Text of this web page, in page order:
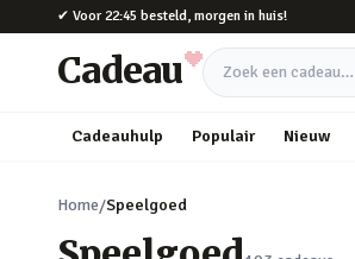
Naar hoofdinhoud
✔ Voor 22:45 besteld, morgen in huis!
Cadeau Zoek een cadeau
Cadeauhulp Populair Nieuw
Home/Speelgoed